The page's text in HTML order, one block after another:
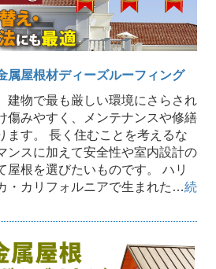
属屋根材ディーズルーフィング
物で最も厳しい環境にさらされ
傷みやすく、メンテナンスや修繕
ます。 長く住むことを考えるな
ンスに加えて安全性や室内設計の
屋根を選びたいものです。 ハリ
・カリフォルニアで生まれた…続